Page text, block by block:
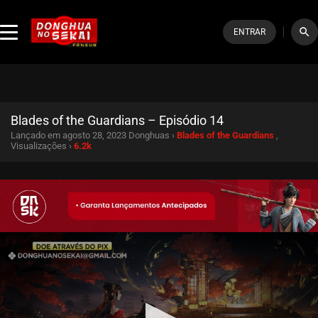
ENTRAR search
Blades of the Guardians – Episódio 14
Lançado em agosto 28, 2023 Donghuas › Blades of the Guardians
Visualizações › 6.2k